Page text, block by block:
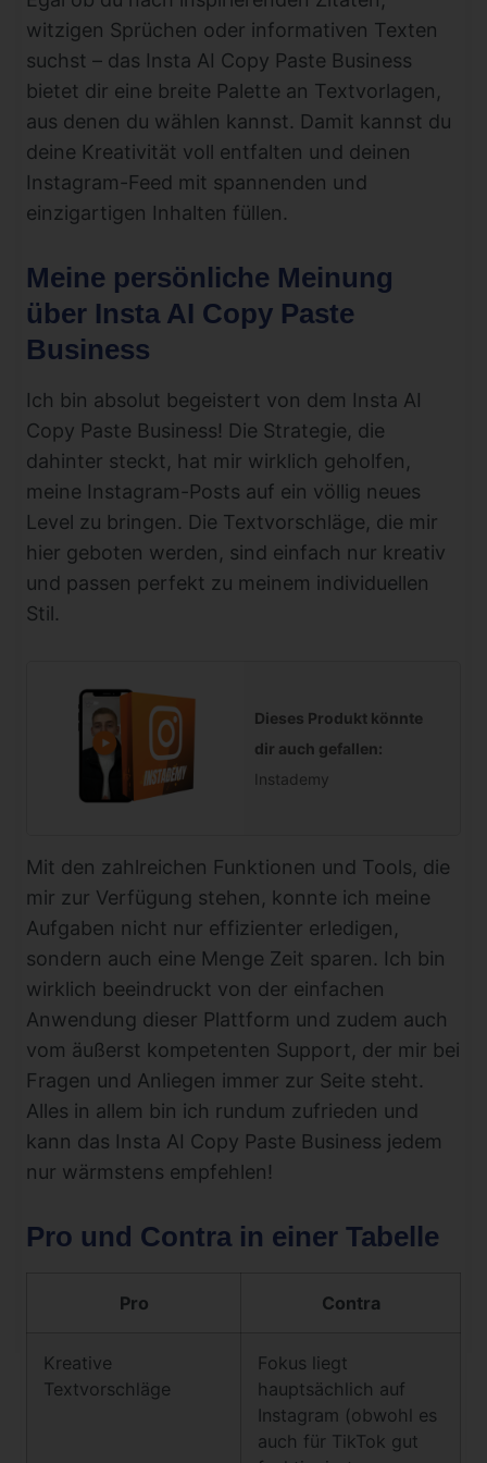
witzigen Sprüchen oder informativen Texten
suchst – das Insta AI Copy Paste Business
bietet dir eine breite Palette an Textvorlagen,
aus denen du wählen kannst. Damit kannst du
deine Kreativität voll entfalten und deinen
Instagram-Feed mit spannenden und
einzigartigen Inhalten füllen.
Meine persönliche Meinung
über Insta AI Copy Paste
Business
Ich bin absolut begeistert von dem Insta AI
Copy Paste Business! Die Strategie, die
dahinter steckt, hat mir wirklich geholfen,
meine Instagram-Posts auf ein völlig neues
Level zu bringen. Die Textvorschläge, die mir
hier geboten werden, sind einfach nur kreativ
und passen perfekt zu meinem individuellen
Stil.
Dieses Produkt könnte
dir auch gefallen:
Instademy
Mit den zahlreichen Funktionen und Tools, die
mir zur Verfügung stehen, konnte ich meine
Aufgaben nicht nur effizienter erledigen,
sondern auch eine Menge Zeit sparen. Ich bin
wirklich beeindruckt von der einfachen
Anwendung dieser Plattform und zudem auch
vom äußerst kompetenten Support, der mir bei
Fragen und Anliegen immer zur Seite steht.
Alles in allem bin ich rundum zufrieden und
kann das Insta AI Copy Paste Business jedem
nur wärmstens empfehlen!
Pro und Contra in einer Tabelle
Pro Contra
Kreative
Textvorschläge
Fokus liegt
hauptsächlich auf
Instagram (obwohl es
auch für TikTok gut